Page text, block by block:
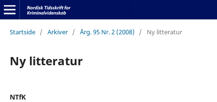
Startside / Arkiver / Årg. 95 Nr. 2 (2008) / Ny litteratur
Ny litteratur
NTfK